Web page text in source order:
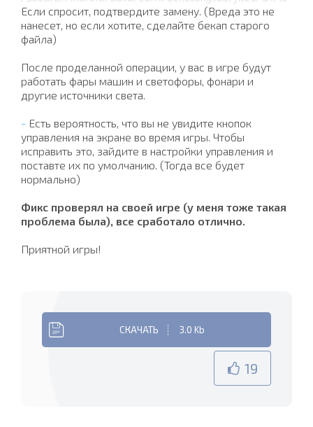
Если спросит, подтвердите замену. (Вреда это не
нанесет, но если хотите, сделайте бекап старого
файла)
После проделанной операции, у вас в игре будут
работать фары машин и светофоры, фонари и
другие источники света.
- Есть вероятность, что вы не увидите кнопок
управления на экране во время игры. Чтобы
исправить это, зайдите в настройки управления и
поставте их по умолчанию. (Тогда все будет
нормально)
Фикс проверял на своей игре (у меня тоже такая
проблема была), все сработало отлично.
Приятной игры!
СКАЧАТЬ 3.0 Kb
19